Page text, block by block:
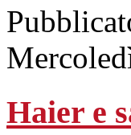
Haier e